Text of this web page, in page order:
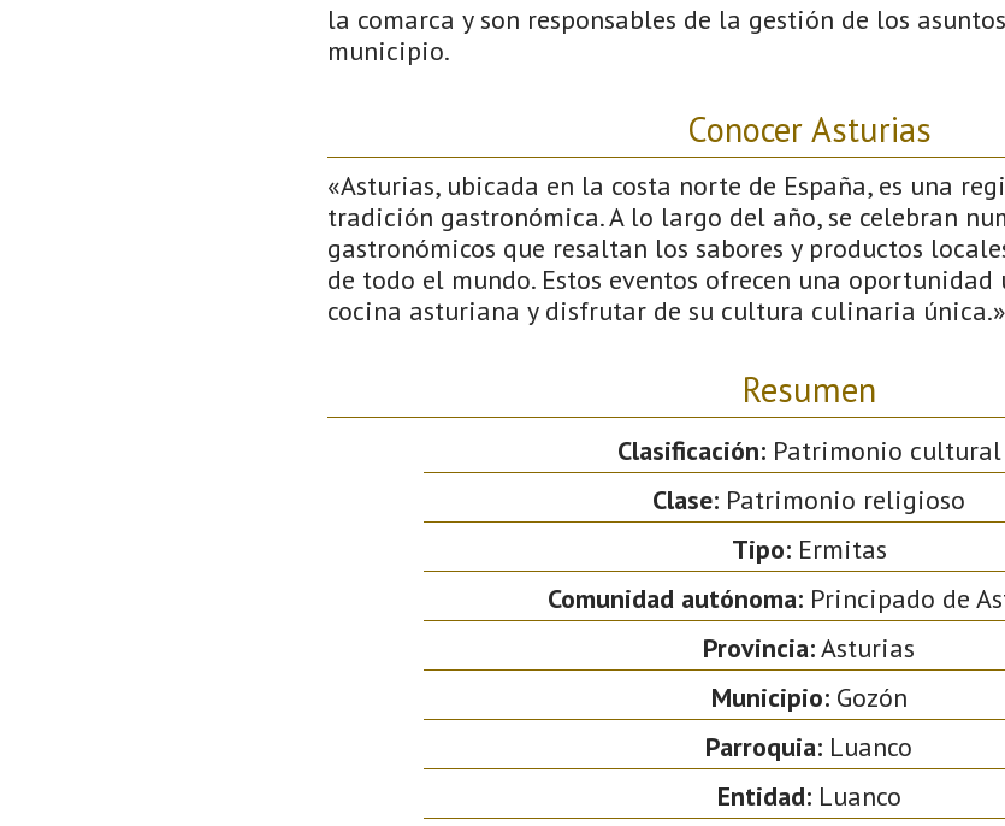
la comarca y son responsables de la gestión de los
municipio.
Conocer Asturias
«Asturias, ubicada en la costa norte de España, es una
tradición gastronómica. A lo largo del año, se celebran
gastronómicos que resaltan los sabores y productos
de todo el mundo. Estos eventos ofrecen una
cocina asturiana y disfrutar de su cultura culinaria única.»
Resumen
Clasificación:Patrimonio cultural
Clase: Patrimonio religioso
Tipo:Ermitas
Comunidad autónoma: Principado de
Provincia:Asturias
Municipio:Gozón
Parroquia: Luanco
Entidad:Luanco